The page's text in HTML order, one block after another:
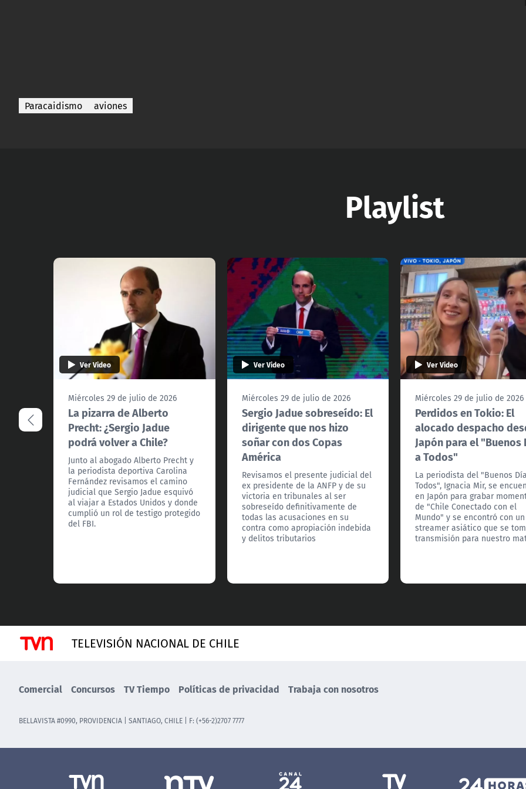
Paracaidismo aviones
Playlist
Ver Video
Miércoles 29 de julio de 2026
La pizarra de Alberto
Precht: ¿Sergio Jadue
podrá volver a Chile?
Junto al abogado Alberto Precht y
la periodista deportiva Carolina
Fernández revisamos el camino
judicial que Sergio Jadue esquivó
al viajar a Estados Unidos y donde
cumplió un rol de testigo protegido
del FBI.
Ver Video
Miércoles 29 de julio de 2026
Sergio Jadue sobreseído: El
dirigente que nos hizo
soñar con dos Copas
América
Revisamos el presente judicial del
ex presidente de la ANFP y de su
victoria en tribunales al ser
sobreseído definitivamente de
todas las acusaciones en su
contra como apropiación indebida
y delitos tributarios
Ver Video
Miércoles 29 de julio de 2026
Perdidos en Tokio: El
alocado despacho
Japón para el "Buenos
a Todos"
La periodista del "Buenos
Todos", Ignacia Mir, se
en Japón para grabar
de "Chile Conectado con el
Mundo" y se encontró con un
streamer asiático que se
transmisión para nuestro
TELEVISIÓN NACIONAL DE CHILE
Comercial Concursos TV Tiempo Políticas de privacidad Trabaja con nosotros
BELLAVISTA #0990, PROVIDENCIA | SANTIAGO, CHILE | F: (+56-2)2707 7777